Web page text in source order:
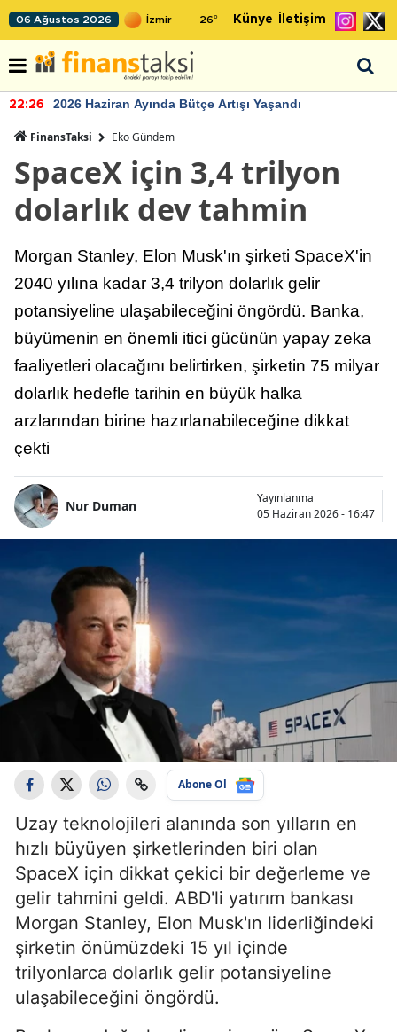
06 Ağustos 2026 26° Künye İletişim
22:26 2026 Haziran Ayında Bütçe Artışı Yaşandı
FinansTaksi Eko Gündem
SpaceX için 3,4 trilyon
dolarlık dev tahmin
Morgan Stanley, Elon Musk'ın şirketi SpaceX'in
2040 yılına kadar 3,4 trilyon dolarlık gelir
potansiyeline ulaşabileceğini öngördü. Banka,
büyümenin en önemli itici gücünün yapay zeka
faaliyetleri olacağını belirtirken, şirketin 75 milyar
dolarlık hedefle tarihin en büyük halka
arzlarından birine hazırlanabileceğine dikkat
çekti
Nur Duman
Yayınlanma
05 Haziran 2026 - 16:47
Abone Ol
Uzay teknolojileri alanında son yılların en
hızlı büyüyen şirketlerinden biri olan
SpaceX için dikkat çekici bir değerleme ve
gelir tahmini geldi. ABD'li yatırım bankası
Morgan Stanley, Elon Musk'ın liderliğindeki
şirketin önümüzdeki 15 yıl içinde
trilyonlarca dolarlık gelir potansiyeline
ulaşabileceğini öngördü.